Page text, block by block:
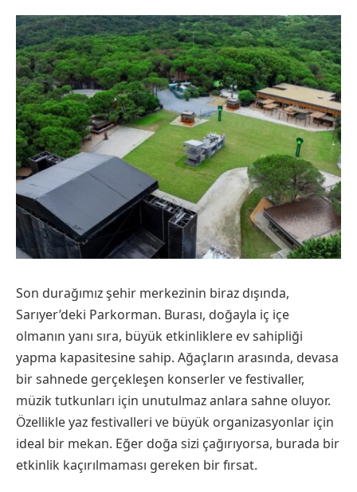
Son durağımız şehir merkezinin biraz dışında,
Sarıyer’deki Parkorman. Burası, doğayla iç içe
olmanın yanı sıra, büyük etkinliklere ev sahipliği
yapma kapasitesine sahip. Ağaçların arasında, devasa
bir sahnede gerçekleşen konserler ve festivaller,
müzik tutkunları için unutulmaz anlara sahne oluyor.
Özellikle yaz festivalleri ve büyük organizasyonlar için
ideal bir mekan. Eğer doğa sizi çağırıyorsa, burada bir
etkinlik kaçırılmaması gereken bir fırsat.